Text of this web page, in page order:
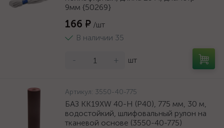
9мм {50269}
166 ₽ /шт
В наличии 35
- + шт
Артикул: 3550-40-775
БАЗ KK19XW 40-H (Р40), 775 мм, 30 м,
водостойкий, шлифовальный рулон на
тканевой основе (3550-40-775)